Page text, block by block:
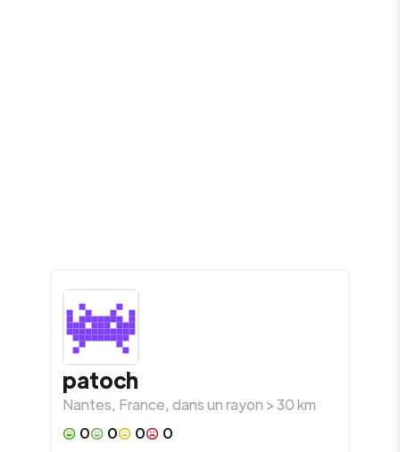
patoch
Nantes, France, dans un rayon >30km
0
0 0
0